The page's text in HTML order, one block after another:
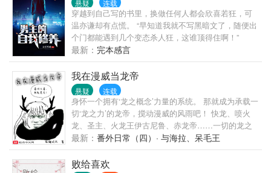
悬疑 连载
穿越到自己写的书里，换做任何人都会欣喜若狂，可
温亦谦却有点慌。 “早知道我就不写黑暗文了，随便出
个门都能遇到几个变态杀人狂，这谁顶得住啊！”
最新： 完本感言
我在漫威当龙帝
悬疑 连载
身怀一个拥有‘龙之概念’力量的系统。 那就成为承载一
切‘龙之力’的龙帝，搅动漫威的风雨吧！ 快龙、喷火
龙、圣主、火龙王伊古尼鲁、赤龙帝……一切的龙之
力将在他手中显现。 （以漫威电影宇宙为主）
最新： 番外日常（四）· 与海拉、呆毛王
败给喜欢